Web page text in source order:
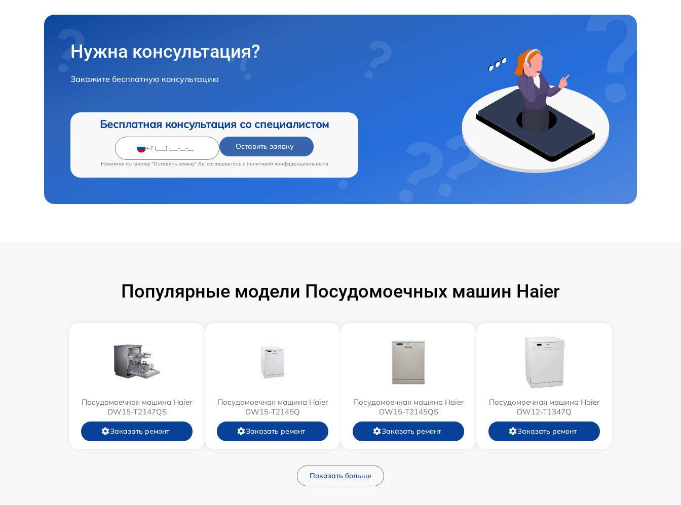
Нужна консультация?
Закажите бесплатную консультацию
Бесплатная консультация со специалистом
Оставить заявку
Нажимая на кнопку "Оставить заявку" Вы соглашаетесь c политикой конфиденциальности
Популярные модели Посудомоечных машин Haier
Посудомоечная машина Haier
DW15-T2147QS
Заказать ремонт
Посудомоечная машина Haier
DW15-T2145Q
Заказать ремонт
Посудомоечная машина Haier
DW15-T2145QS
Заказать ремонт
Посудомоечная машина Haier
DW12-T1347Q
Заказать ремонт
Показать больше